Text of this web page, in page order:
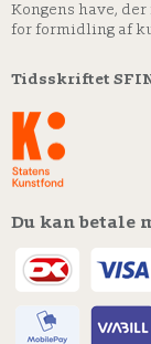
Kongens have,
for formidling af
Tidsskriftet
Du kan betale